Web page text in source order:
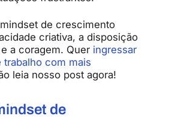
de crescimento
criativa, a disposição
a coragem. Quer ingressar
trabalho com mais
leia nosso post agora!
de